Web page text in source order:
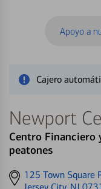
Apoyo a
Cajero
Newport
Centro Financiero
peatones
Get
directions
125 Town Square